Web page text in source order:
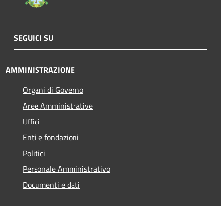
SEGUICI SU
AMMINISTRAZIONE
Organi di Governo
Aree Amministrative
Uffici
Enti e fondazioni
Politici
Personale Amministrativo
Documenti e dati